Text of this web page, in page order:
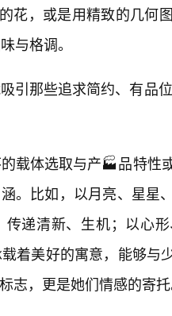
花，或是用精致的几何
与格调。
引那些追求简约、有品
载体选取与产🏭品特性
。比如，以月亮、星星
递清新、生机；以心
着美好的寓意，能够与
志，更是她们情感的寄托